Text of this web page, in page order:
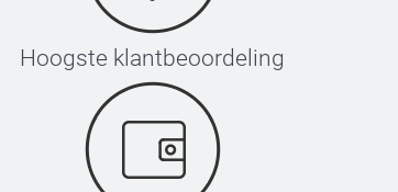
Hoogste klantbeoordeling